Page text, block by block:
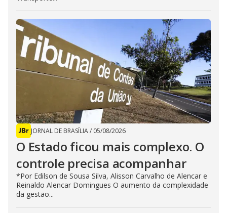
JORNAL DE BRASÍLIA/ 05/08/2026
O Estado ficou mais complexo. O
controle precisa acompanhar
*Por Edilson de Sousa Silva, Alisson Carvalho de Alencar e
Reinaldo Alencar Domingues O aumento da complexidade
da gestão...